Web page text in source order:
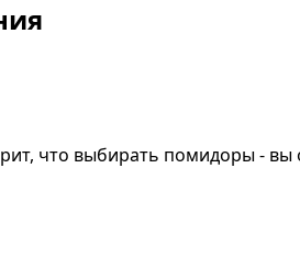
что выбирать помидоры - вы